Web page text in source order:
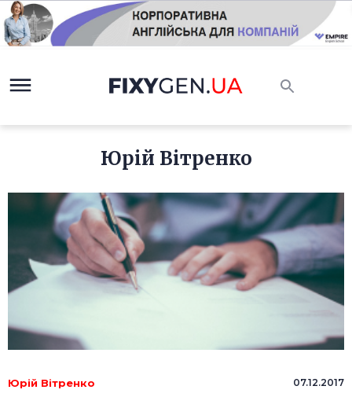
Юрій Вітренко
Юрій Вітренко 07.12.2017